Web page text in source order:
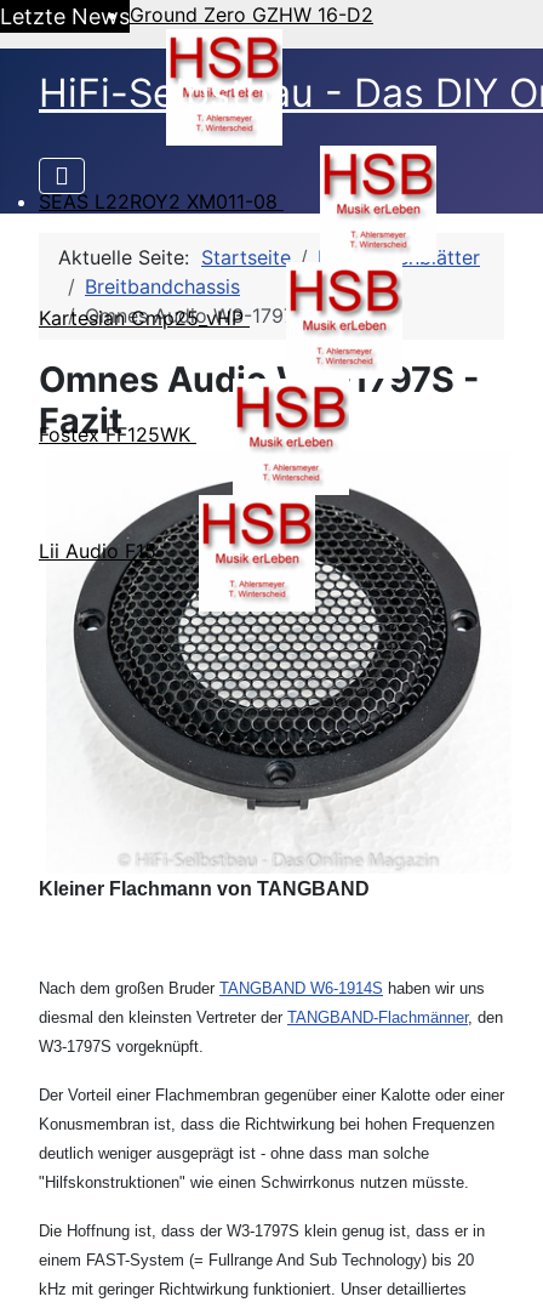
Letzte NewsGround Zero GZHW 16-D2
SEAS L22ROY2 XM011-08
Kartesian Cmp25_vHP
Fostex FF125WK
Lii Audio F15
HiFi-Selbstbau - Das DIY
Aktuelle Seite: Startseite
HSB-Datenblätter
Breitbandchassis
Omnes Audio W3-1797S
Omnes Audio W3-1797S -
Fazit
Kleiner Flachmann von TANGBAND
Nach dem großen Bruder TANGBAND W6-1914S haben wir uns
diesmal den kleinsten Vertreter der TANGBAND-Flachmänner, den
W3-1797S vorgeknüpft.
Der Vorteil einer Flachmembran gegenüber einer Kalotte oder einer
Konusmembran ist, dass die Richtwirkung bei hohen Frequenzen
deutlich weniger ausgeprägt ist - ohne dass man solche
"Hilfskonstruktionen" wie einen Schwirrkonus nutzen müsste.
Die Hoffnung ist, dass der W3-1797S klein genug ist, dass er in
einem FAST-System (= Fullrange And Sub Technology) bis 20
kHz mit geringer Richtwirkung funktioniert. Unser detailliertes